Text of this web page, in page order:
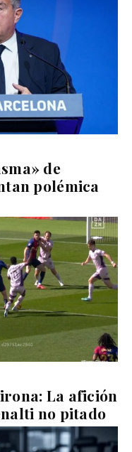
de
polémica
La afición
no pitado